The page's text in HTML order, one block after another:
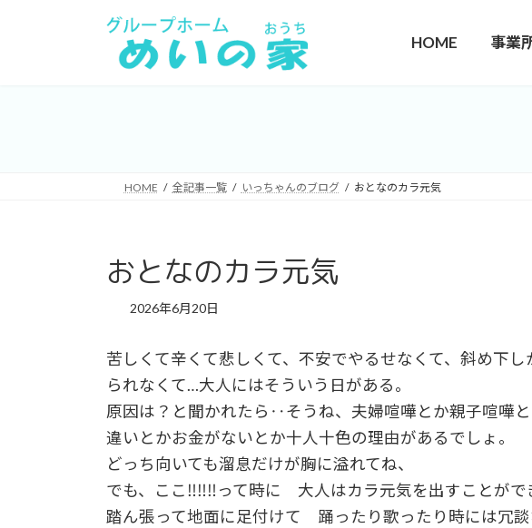
HOME 事業
HOME 全記事一覧 いっちゃんのブログ おとなのカラ元気
おとなのカラ元気
2026年6月20日
苦しくて辛くて悲しくて、不安でやるせなくて、斜め下
られなくて…大人にはそういう日がある。
原因は？と聞かれたら‥そうね、夫婦喧嘩とか親子喧嘩
違いとかお金がないとか十人十色の理由があるでしょ。
どっち向いても溜息だけが胸に溢れてね、
でも、ここ‼‼‼って時に 大人はカラ元気を出すことがで
踏ん張って地面に足付けて 踊ったり歌ったり時には冗